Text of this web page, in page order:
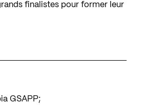
finalistes pour former leur
GSAPP;